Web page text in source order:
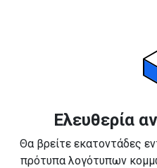
Ελευθερία
Θα βρείτε εκατοντάδες
πρότυπα λογότυπων